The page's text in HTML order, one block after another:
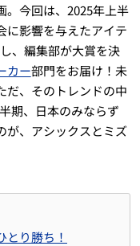
。今回は、2025年上半
に影響を与えたアイテ
、編集部が大賞を決
カー部門をお届け！未
だ、そのトレンドの中
期、日本のみならず
が、アシックスとミズ
り勝ち！